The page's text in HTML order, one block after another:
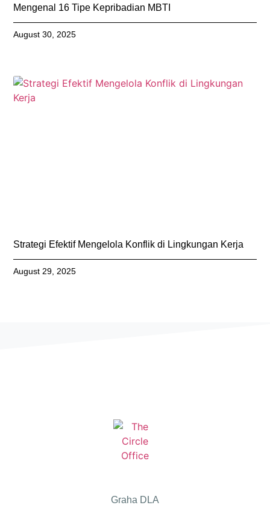
Mengenal 16 Tipe Kepribadian MBTI
August 30, 2025
Strategi Efektif Mengelola Konflik di Lingkungan Kerja
August 29, 2025
Graha DLA